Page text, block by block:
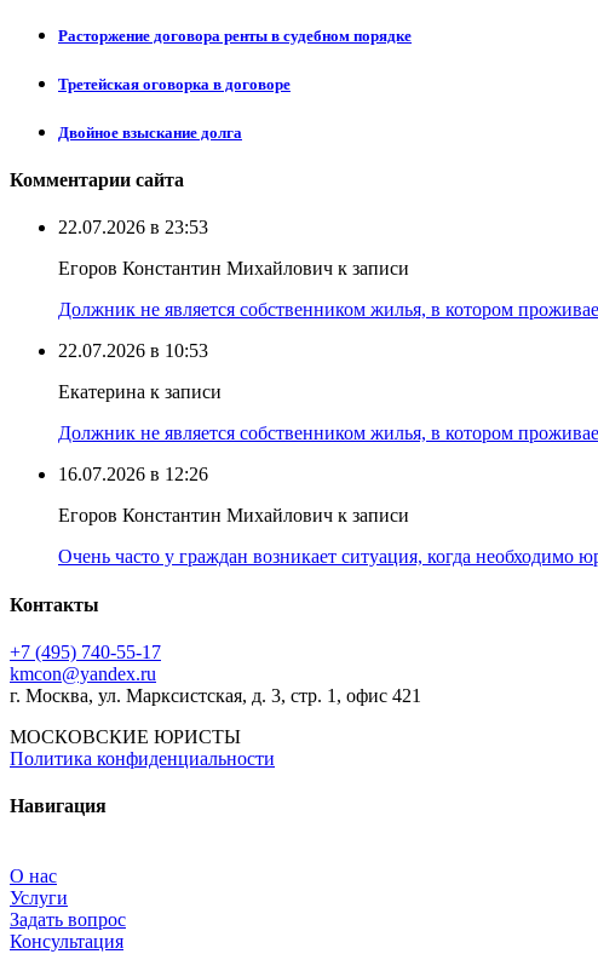
Расторжение договора ренты в судебном порядке
Третейская оговорка в договоре
Двойное взыскание долга
Комментарии сайта
22.07.2026 в 23:53
Егоров Константин Михайлович к записи
Должник не является собственником жилья, в котором
22.07.2026 в 10:53
Екатерина к записи
Должник не является собственником жилья, в котором
16.07.2026 в 12:26
Егоров Константин Михайлович к записи
Очень часто у граждан возникает ситуация, когда необходимо
Контакты
+7 (495) 740‑55‑17
kmcon@yandex.ru
г. Москва, ул. Марксистская, д. 3, стр. 1, офис 421
МОСКОВСКИЕ ЮРИСТЫ
Политика конфиденциальности
Навигация
О нас
Услуги
Задать вопрос
Консультация